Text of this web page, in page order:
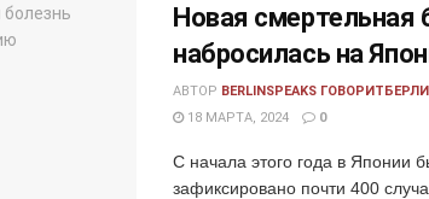
Новая смертельная
набросилась на
АВТОР BERLINSPEAKS
18 МАРТА, 2024
0
С начала этого года в Японии
зафиксировано почти 400